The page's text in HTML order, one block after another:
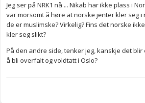
Jeg ser på NRK1 nå ... Nikab har ikke plass i
var morsomt å høre at norske jenter kler seg i
de er muslimske? Virkelig? Fins det norske
kler seg slikt?
På den andre side, tenker jeg, kanskje det
å bli overfalt og voldtatt i Oslo?